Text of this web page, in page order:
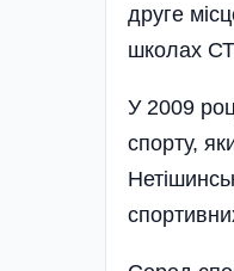
друге
школах
У 2009
спорту,